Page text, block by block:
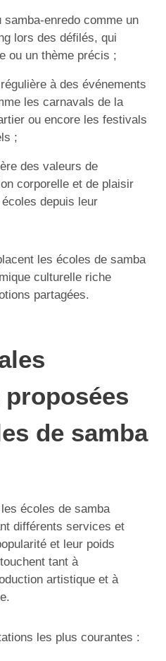
samba-enredo comme un
lors des défilés, qui
ou un thème précis ;
à des événements
les carnavals de la
ou encore les festivals
;
des valeurs de
corporelle et de plaisir
depuis leur
les écoles de samba
culturelle riche
partagées.
de samba
écoles de samba
différents services et
et leur poids
tant à
artistique et à
les plus courantes :